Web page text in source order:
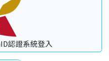
認證系統登入